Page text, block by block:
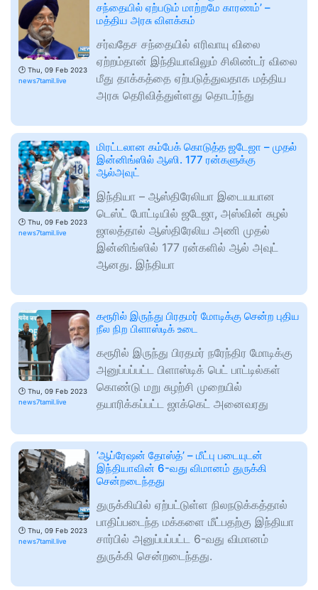
🕑 Thu, 09 Feb 2023
news7tamil.live
சந்தையில் ஏற்படும் மாற்றமே காரணம்’ –
மத்திய அரசு விளக்கம்
சர்வதேச சந்தையில் எரிவாயு விலை
ஏற்றம்தான் இந்தியாவிலும் சிலிண்டர் விலை
மீது தாக்கத்தை ஏற்படுத்துவதாக மத்திய
அரசு தெரிவித்துள்ளது தொடர்ந்து
🕑 Thu, 09 Feb 2023
news7tamil.live
மிரட்டலான கம்பேக் கொடுத்த ஜடேஜா – முதல்
இன்னிங்ஸில் ஆஸி. 177 ரன்களுக்கு
ஆல்அவுட்
இந்தியா – ஆஸ்திரேலியா இடையயான
டெஸ்ட் போட்டியில் ஜடேஜா, அஸ்வின் சுழல்
ஜாலத்தால் ஆஸ்திரேலிய அணி முதல்
இன்னிங்ஸில் 177 ரன்களில் ஆல் அவுட்
ஆனது. இந்தியா
🕑 Thu, 09 Feb 2023
news7tamil.live
கரூரில் இருந்து பிரதமர் மோடிக்கு சென்ற புதிய
நீல நிற பிளாஸ்டிக் உடை
கரூரில் இருந்து பிரதமர் நரேந்திர மோடிக்கு
அனுப்பப்பட்ட பிளாஸ்டிக் பெட் பாட்டில்கள்
கொண்டு மறு சுழற்சி முறையில்
தயாரிக்கப்பட்ட ஜாக்கெட் அனைவரது
🕑 Thu, 09 Feb 2023
news7tamil.live
’ஆப்ரேஷன் தோஸ்த்’ – மீட்பு படையுடன்
இந்தியாவின் 6-வது விமானம் துருக்கி
சென்றடைந்தது
துருக்கியில் ஏற்பட்டுள்ள நிலநடுக்கத்தால்
பாதிப்படைந்த மக்களை மீட்பதற்கு இந்தியா
சார்பில் அனுப்பப்பட்ட 6-வது விமானம்
துருக்கி சென்றடைந்தது.